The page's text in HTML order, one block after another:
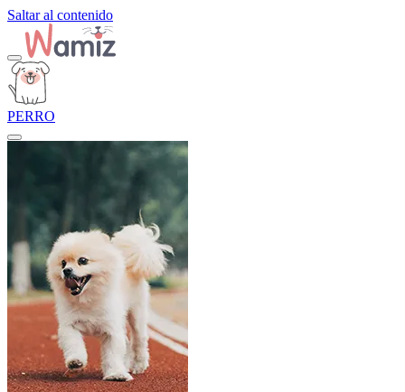
Saltar al contenido
PERRO